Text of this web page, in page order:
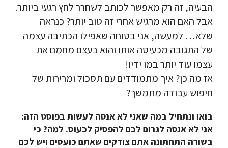
הבעיה, זה רק מאפשר לכותב לשחרר לחץ רגעי ביותר.
אבל האם הוא מרגיש אחרי זה טוב יותר? כנראה
שלא… למעשה, אני בטוחה שאפילו הכתיבה עצמה
של התגובה מכעיסה אותו והוא בעצם מחמם את
עצמו עוד יותר במו ידיו!
אז מה כן? איך מתמודדים עם תסכול ומרירות של
חיפוש עבודה מתמשך?
בואו ונתחיל במה שאני לא אנסה לעשות בפוסט הזה:
אני לא אנסה לגרום לכם להפסיק לכעוס. למה? כי
בשורה התחתונה אתם צודקים שאתם כועסים ויש לכם